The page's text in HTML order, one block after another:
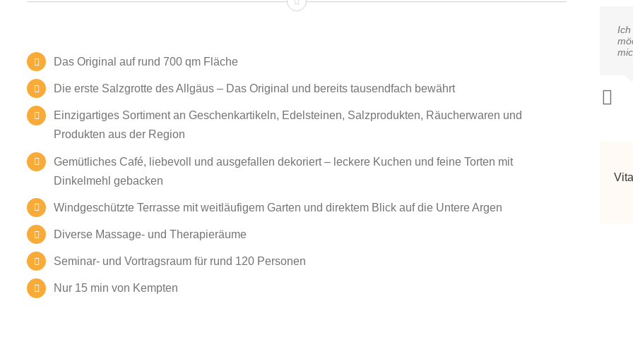
Das Original auf rund 700 qm Fläche
Die erste Salzgrotte des Allgäus – Das Original und bereits tausendfach bewährt
Einzigartiges Sortiment an Geschenkartikeln, Edelsteinen, Salzprodukten, Räucherwaren und
Produkten aus der Region
Gemütliches Café, liebevoll und ausgefallen dekoriert – leckere Kuchen und feine Torten mit
Dinkelmehl gebacken
Windgeschützte Terrasse mit weitläufigem Garten und direktem Blick auf die Untere Argen
Diverse Massage- und Therapieräume
Seminar- und Vortragsraum für rund 120 Personen
Nur 15 min von Kempten
Ich